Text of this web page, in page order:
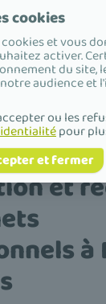
des
/Fontenay-sous-
et
à
cookies
et vous
activer.
du site,
audience et
ou les
pour
et fermer